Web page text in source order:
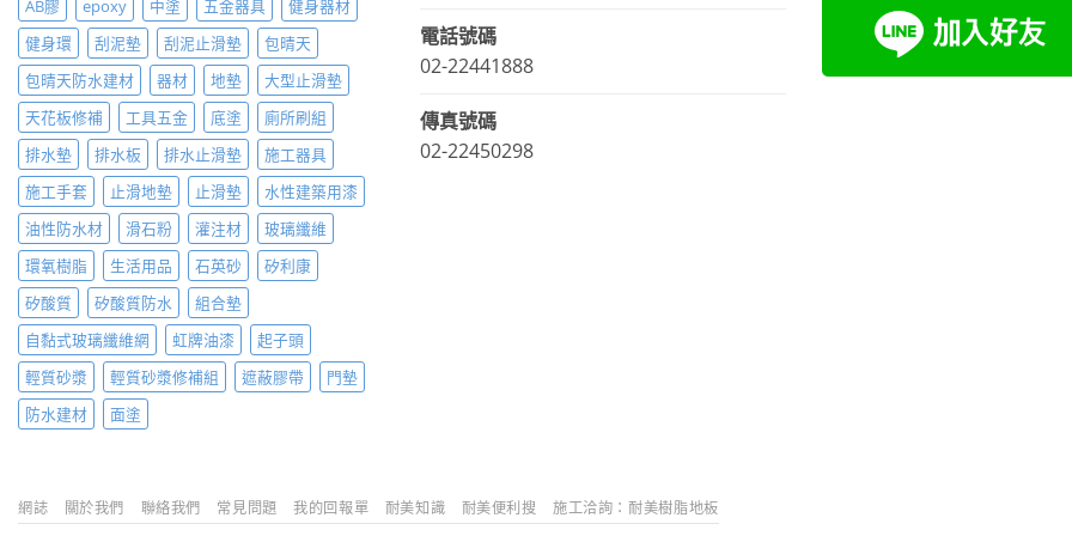
AB膠 epoxy 中塗 五金器具
健身器材
健身環
刮泥墊 刮泥止滑墊
包晴天
包晴天防水建材
器材 地墊
大型止滑墊
天花板修補
工具五金 底塗
廁所刷組
排水墊
排水板 排水止滑墊
施工器具
施工手套
止滑地墊 止滑墊
水性建築用漆
油性防水材
滑石粉 灌注材
玻璃纖維
環氧樹脂
生活用品 石英砂
矽利康
矽酸質
矽酸質防水
組合墊
自黏式玻璃纖維網
虹牌油漆
起子頭
輕質砂漿
輕質砂漿修補組 遮蔽膠帶
門墊
防水建材
面塗
電話號碼
02-22441888
傳真號碼
02-22450298
網誌 關於我們 聯絡我們 常見問題 我的回報單 耐美知識 耐美便利搜 施工洽詢：耐美樹脂地板